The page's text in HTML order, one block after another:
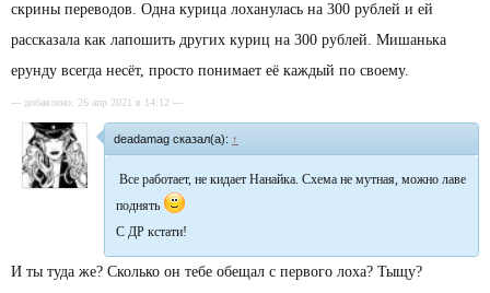
скрины переводов. Одна курица лоханулась на 300 рублей и ей
рассказала как лапошить других куриц на 300 рублей. Мишанька
ерунду всегда несёт, просто понимает её каждый по своему.
--- добавлено: 26 апр 2021 в 14:12 ---
deadamag сказал(а): ↑
Все работает, не кидает Нанайка. Схема не мутная, можно лаве
поднять
С ДР кстати!
И ты туда же? Сколько он тебе обещал с первого лоха? Тыщу?